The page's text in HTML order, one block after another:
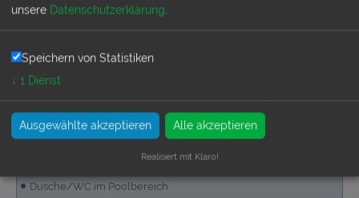
Allgemeine Ausstattung
Dusche/WC im Poolbereich
unsere Datenschutzerklärung
Speichern von Statistiken
↓ 1 Dienst
Ausgewählte akzeptieren Alle akzeptieren
Realisiert mit Klaro!